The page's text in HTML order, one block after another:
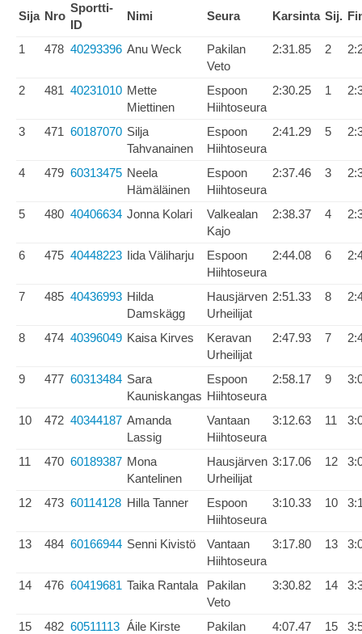
Sija Nro
Sportti-
ID
Nimi Seura Karsinta Sij.
1 478 40293396 Anu Weck
Pakilan
Veto
2:31.85 2
2 481 40231010 Mette
Miettinen
Espoon
Hiihtoseura
2:30.25 1
3 471 60187070 Silja
Tahvanainen
Espoon
Hiihtoseura
2:41.29 5
4 479 60313475 Neela
Hämäläinen
Espoon
Hiihtoseura
2:37.46 3
5 480 40406634 Jonna Kolari
Valkealan
Kajo
2:38.37 4
6 475 40448223 Iida Väliharju
Espoon
Hiihtoseura
2:44.08 6
7 485 40436993 Hilda
Damskägg
Hausjärven
Urheilijat
2:51.33 8
8 474 40396049 Kaisa Kirves
Keravan
Urheilijat
2:47.93 7
9 477 60313484 Sara
Kauniskangas
Espoon
Hiihtoseura
2:58.17 9
10 472 40344187 Amanda
Lassig
Vantaan
Hiihtoseura
3:12.63 11
11 470 60189387 Mona
Kantelinen
Hausjärven
Urheilijat
3:17.06 12
12 473 60114128 Hilla Tanner
Espoon
Hiihtoseura
3:10.33 10
13 484 60166944 Senni Kivistö
Vantaan
Hiihtoseura
3:17.80 13
14 476 60419681 Taika Rantala
Pakilan
Veto
3:30.82 14
15 482 60511113 Áile Kirste
Pakilan
4:07.47 15